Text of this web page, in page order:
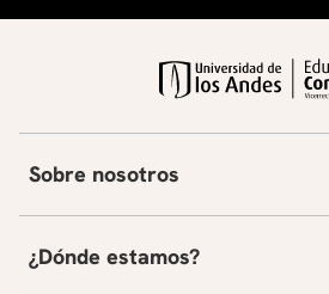
Sobre nosotros
¿Dónde estamos?